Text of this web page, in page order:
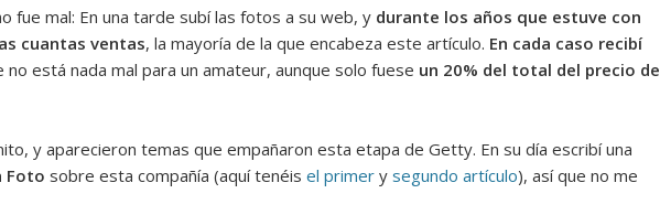
fue mal: En una tarde subí las fotos a su web, y durante los años que estuve con
cuantas ventas, la mayoría de la que encabeza este artículo. En cada caso recibí
no está nada mal para un amateur, aunque solo fuese un 20% del total del precio de
y aparecieron temas que empañaron esta etapa de Getty. En su día escribí una
Foto sobre esta compañía (aquí tenéis el primery segundo artículo), así que no me